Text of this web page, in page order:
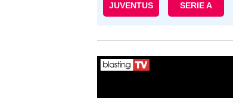
JUVENTUS SERIE A